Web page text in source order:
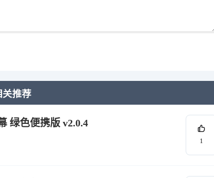
关推荐
绿色便携版 v2.0.4
1